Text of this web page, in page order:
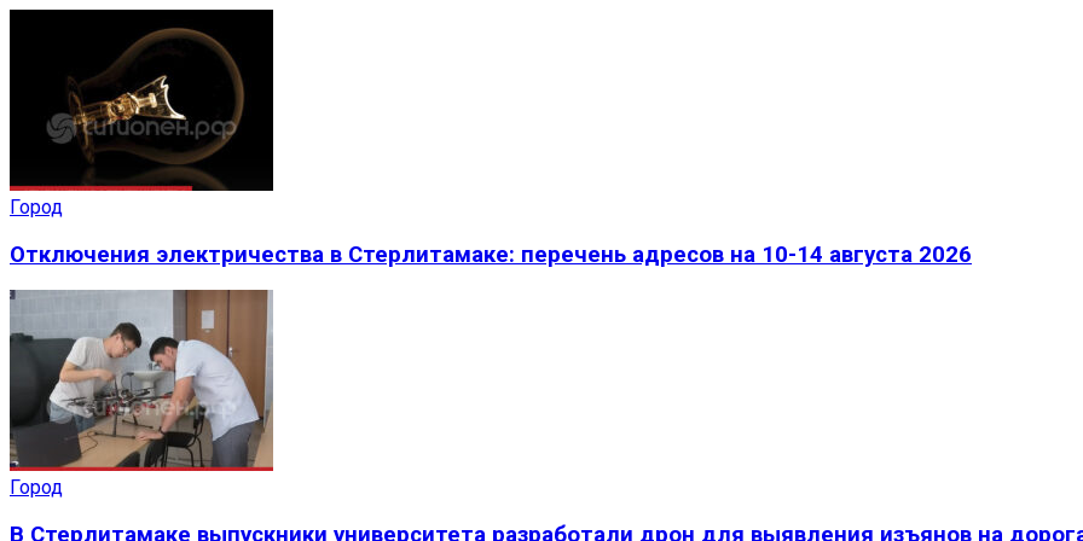
Город
Отключения электричества в Стерлитамаке: перечень адресов на 10-14 августа 2026
Город
В Стерлитамаке выпускники университета разработали дрон для выявления изъянов на